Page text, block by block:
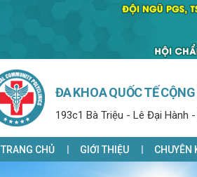
ĐA KHOA QUỐC TẾ
193c1 Bà Triệu - Lê Đại Hành
TRANG CHỦ GIỚI THIỆU CHUYÊN